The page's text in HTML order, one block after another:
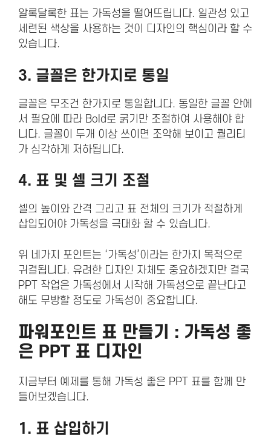
알록달록한 표는 가독성을 떨어뜨립니다. 일관성 있고
세련된 색상을 사용하는 것이 디자인의 핵심이라 할 수
있습니다.
3. 글꼴은 한가지로 통일
글꼴은 무조건 한가지로 통일합니다. 동일한 글꼴 안에
서 필요에 따라 Bold로 굵기만 조절하여 사용해야 합
니다. 글꼴이 두개 이상 쓰이면 조악해 보이고 퀄리티
가 심각하게 저하됩니다.
4. 표 및 셀 크기 조절
셀의 높이와 간격 그리고 표 전체의 크기가 적절하게
삽입되어야 가독성을 극대화 할 수 있습니다.
위 네가지 포인트는 ‘가독성’이라는 한가지 목적으로
귀결됩니다. 유려한 디자인 자체도 중요하겠지만 결국
PPT 작업은 가독성에서 시작해 가독성으로 끝난다고
해도 무방할 정도로 가독성이 중요합니다.
파워포인트 표 만들기 : 가독성 좋
은 PPT 표 디자인
지금부터 예제를 통해 가독성 좋은 PPT 표를 함께 만
들어보겠습니다.
1. 표 삽입하기